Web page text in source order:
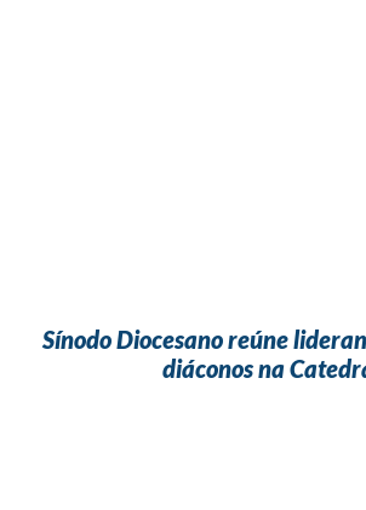
Sínodo Diocesano reúne
diáconos na